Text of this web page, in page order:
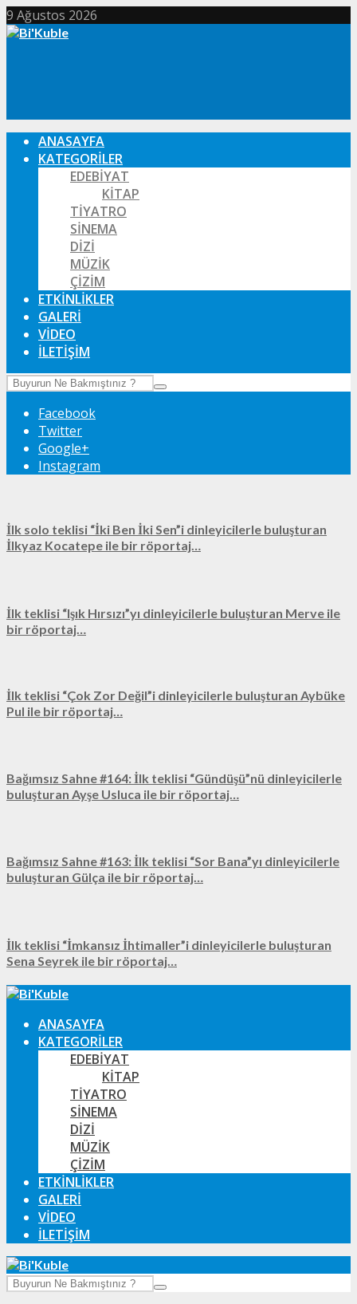
9 Ağustos 2026
ANASAYFA
KATEGORILER
EDEBIYAT
KITAP
TIYATRO
SINEMA
DIZI
MÜZIK
ÇIZIM
ETKINLIKLER
GALERI
VIDEO
İLETIŞIM
Facebook
Twitter
Google+
Instagram
İlk solo teklisi “İki Ben İki Sen”i dinleyicilerle buluşturan
İlkyaz Kocatepe ile bir röportaj…
İlk teklisi “Işık Hırsızı”yı dinleyicilerle buluşturan Merve ile
bir röportaj…
İlk teklisi “Çok Zor Değil”i dinleyicilerle buluşturan Aybüke
Pul ile bir röportaj…
Bağımsız Sahne #164: İlk teklisi “Gündüşü”nü dinleyicilerle
buluşturan Ayşe Usluca ile bir röportaj…
Bağımsız Sahne #163: İlk teklisi “Sor Bana”yı dinleyicilerle
buluşturan Gülça ile bir röportaj…
İlk teklisi “İmkansız İhtimaller”i dinleyicilerle buluşturan
Sena Seyrek ile bir röportaj…
ANASAYFA
KATEGORILER
EDEBIYAT
KITAP
TIYATRO
SINEMA
DIZI
MÜZIK
ÇIZIM
ETKINLIKLER
GALERI
VIDEO
İLETIŞIM